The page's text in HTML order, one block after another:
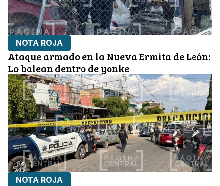
NOTA ROJA
Ataque armado en la Nueva Ermita de León:
Lo balean dentro de yonke
NOTA ROJA